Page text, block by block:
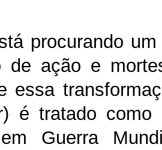
procurando
de ação e
essa
é tratado como
em Guerra